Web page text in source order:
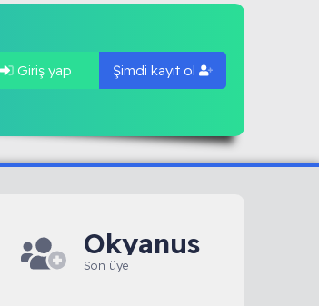
Giriş yap Şimdi kayıt ol
Okyanus
Son üye